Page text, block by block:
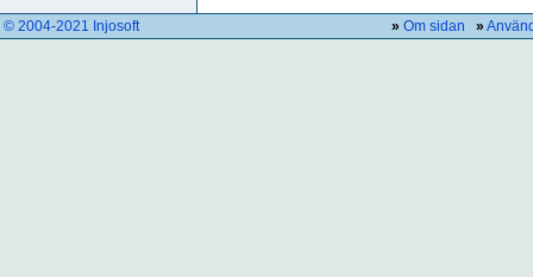
© 2004-2021 Injosoft » Om sidan »